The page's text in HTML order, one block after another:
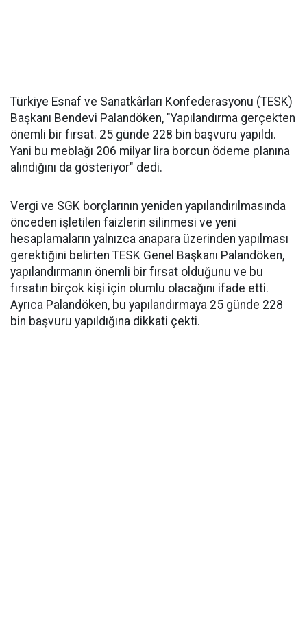
Türkiye Esnaf ve Sanatkârları Konfederasyonu (TESK)
Başkanı Bendevi Palandöken, "Yapılandırma gerçekten
önemli bir fırsat. 25 günde 228 bin başvuru yapıldı.
Yani bu meblağı 206 milyar lira borcun ödeme planına
alındığını da gösteriyor" dedi.
Vergi ve SGK borçlarının yeniden yapılandırılmasında
önceden işletilen faizlerin silinmesi ve yeni
hesaplamaların yalnızca anapara üzerinden yapılması
gerektiğini belirten TESK Genel Başkanı Palandöken,
yapılandırmanın önemli bir fırsat olduğunu ve bu
fırsatın birçok kişi için olumlu olacağını ifade etti.
Ayrıca Palandöken, bu yapılandırmaya 25 günde 228
bin başvuru yapıldığına dikkati çekti.